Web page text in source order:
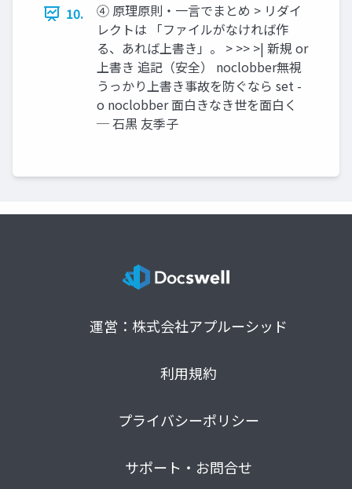
10.
④ 原理原則・一言でまとめ > リダイ
レクトは 「ファイルがなければ作
る、あれば上書き」。 > >> >| 新規 or
上書き 追記（安全） noclobber無視
うっかり上書き事故を防ぐなら set -
o noclobber 面白きなき世を面白く
─ 石黒 友季子
運営：株式会社アプルーシッド
利用規約
プライバシーポリシー
サポート・お問合せ